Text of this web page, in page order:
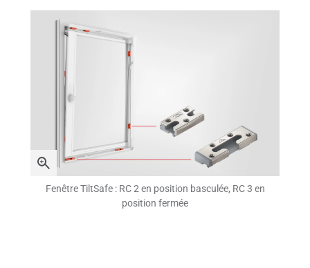
Fenêtre TiltSafe : RC 2 en position basculée, RC 3 en
position fermée